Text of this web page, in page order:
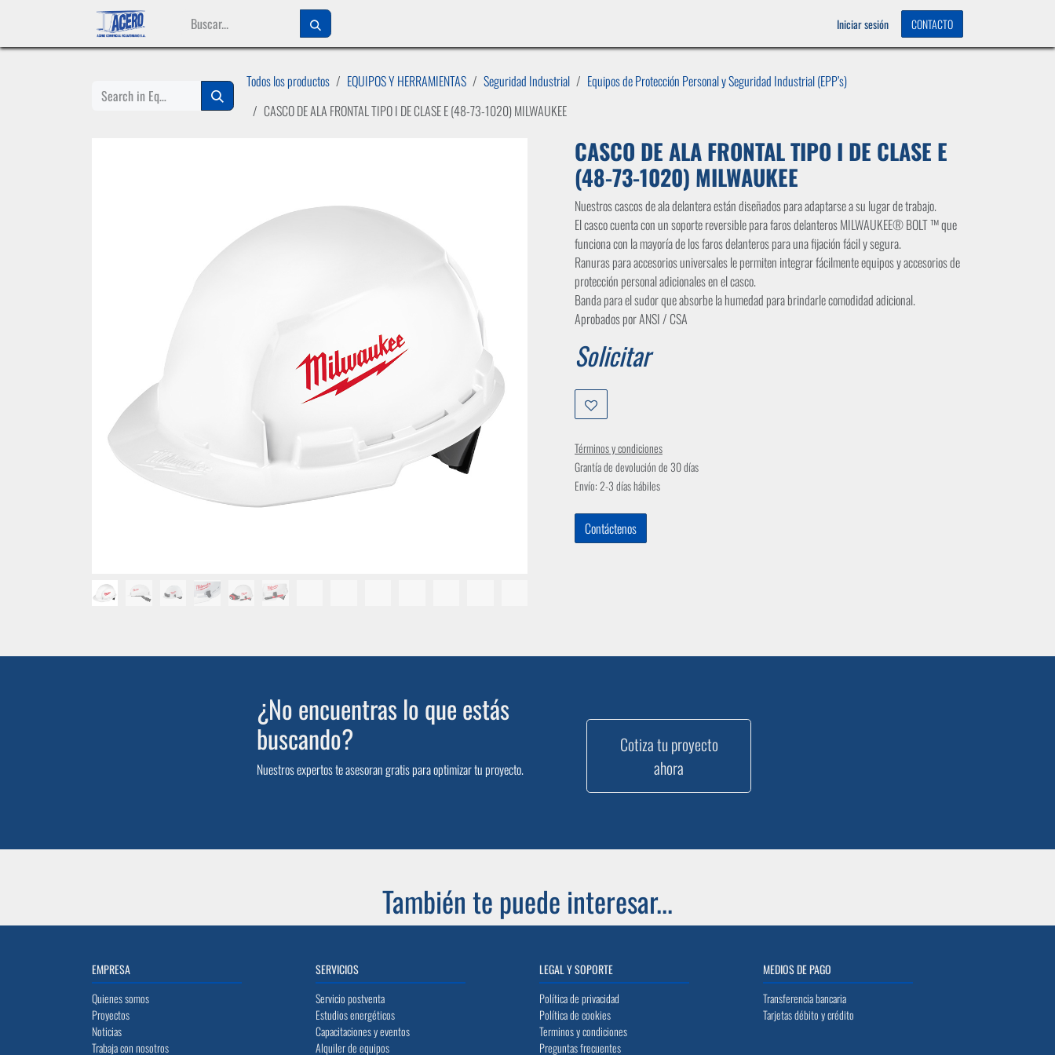
Iniciar sesión CONTACTO
Todos los productos EQUIPOS Y HERRAMIENTAS Seguridad Industrial
Equipos de Protección Personal y Seguridad Industrial (EPP’s)
CASCO DE ALA FRONTAL TIPO I DE CLASE E (48-73-1020) MILWAUKEE
CASCO DE ALA FRONTAL TIPO I DE CLASE E
(48-73-1020) MILWAUKEE
Nuestros cascos de ala delantera están diseñados para adaptarse a su lugar de trabajo.
El casco cuenta con un soporte reversible para faros delanteros MILWAUKEE® BOLT ™ que
funciona con la mayoría de los faros delanteros para una fijación fácil y segura.
Ranuras para accesorios universales le permiten integrar fácilmente equipos y accesorios de
protección personal adicionales en el casco.
Banda para el sudor que absorbe la humedad para brindarle comodidad adicional.
Aprobados por ANSI / CSA
Solicitar
Términos y condiciones
Grantía de devolución de 30 días
Envío: 2-3 días hábiles
Contáctenos
¿No encuentras lo que estás
buscando?
Nuestros expertos te asesoran gratis para optimizar tu proyecto.
Cotiza tu proyecto
ahora
También te puede interesar...
EMPRESA
Quienes somos
Proyectos
Noticias
Trabaja con nosotros
SERVICIOS
Servicio postventa
Estudios energéticos
Capacitaciones y eventos
Alquiler de equipos
LEGAL Y SOPORTE
Política de privacidad
Política de cookies
Terminos y condiciones
Preguntas frecuentes
MEDIOS DE PAGO
Transferencia bancaria
Tarjetas débito y crédito